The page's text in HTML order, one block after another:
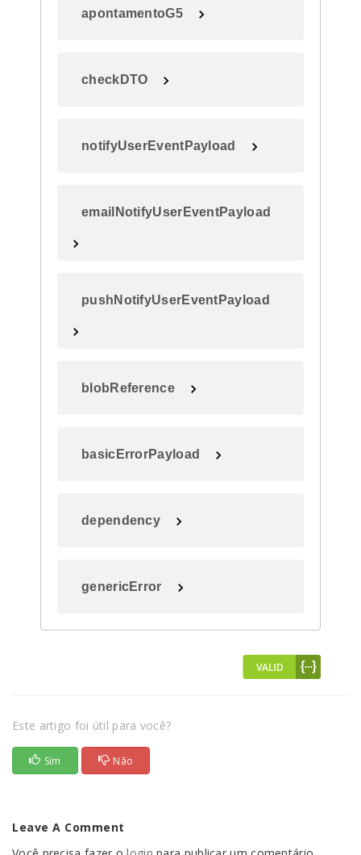
apontamentoG5
checkDTO
notifyUserEventPayload
emailNotifyUserEventPayload
pushNotifyUserEventPayload
blobReference
basicErrorPayload
dependency
genericError
Este artigo foi útil para você?
Sim Não
Leave A Comment